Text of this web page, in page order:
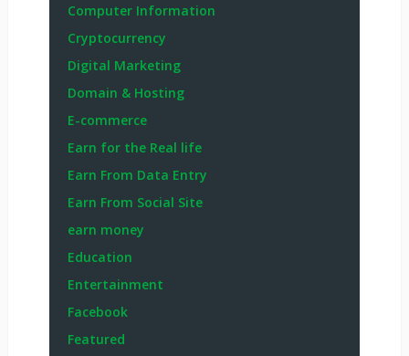
Computer Information
Cryptocurrency
Digital Marketing
Domain & Hosting
E-commerce
Earn for the Real life
Earn From Data Entry
Earn From Social Site
earn money
Education
Entertainment
Facebook
Featured